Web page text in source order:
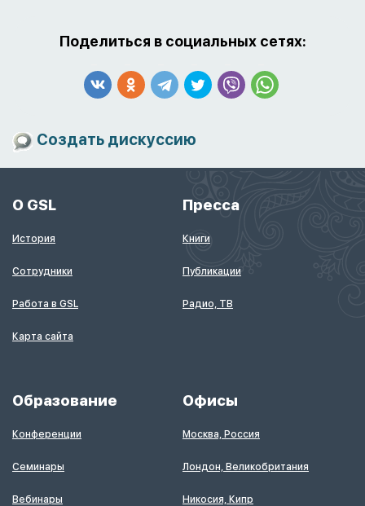
Поделиться в социальных сетях:
Создать дискуссию
О GSL
История
Сотрудники
Работа в GSL
Карта сайта
Пресса
Книги
Публикации
Радио, ТВ
Образование
Конференции
Семинары
Вебинары
Офисы
Москва, Россия
Лондон, Великобритания
Никосия, Кипр